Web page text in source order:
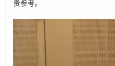
贵参考。